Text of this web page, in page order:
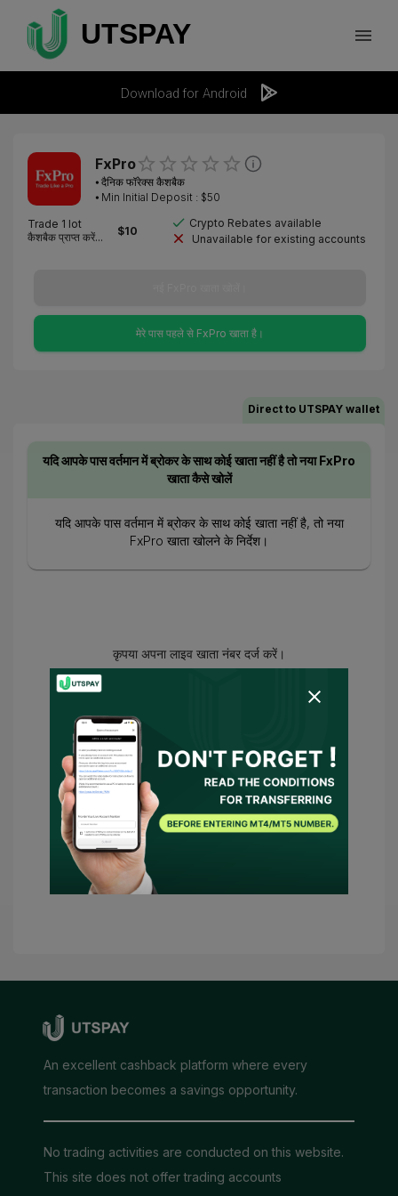
Download for Android
FxPro
⦁ दैनिक फॉरेक्स कैशबैक
⦁ Min Initial Deposit : $50
Trade 1 lot
कैशबैक प्राप्त करें...
$10
Crypto Rebates available
Unavailable for existing accounts
मेरे पास पहले से FxPro खाता है।
Direct to UTSPAY wallet
यदि आपके पास वर्तमान में ब्रोकर के साथ कोई खाता नहीं है तो नया FxPro
खाता कैसे खोलें
यदि आपके पास वर्तमान में ब्रोकर के साथ कोई खाता नहीं है, तो नया
FxPro खाता खोलने के निर्देश।
कृपया अपना लाइव खाता नंबर दर्ज करें।
आप सहमत हो गए हैं
और मैं सहमति देता/देती हूँ कि UTSPAY मेरा प्रतिनिधि
बने या मेरी ओर से ब्रोकर से संपर्क करे। यदि कोई
आवश्यक शर्तें हों, तो UTSPAY को मेरा सलाहकार माना
जमा करें